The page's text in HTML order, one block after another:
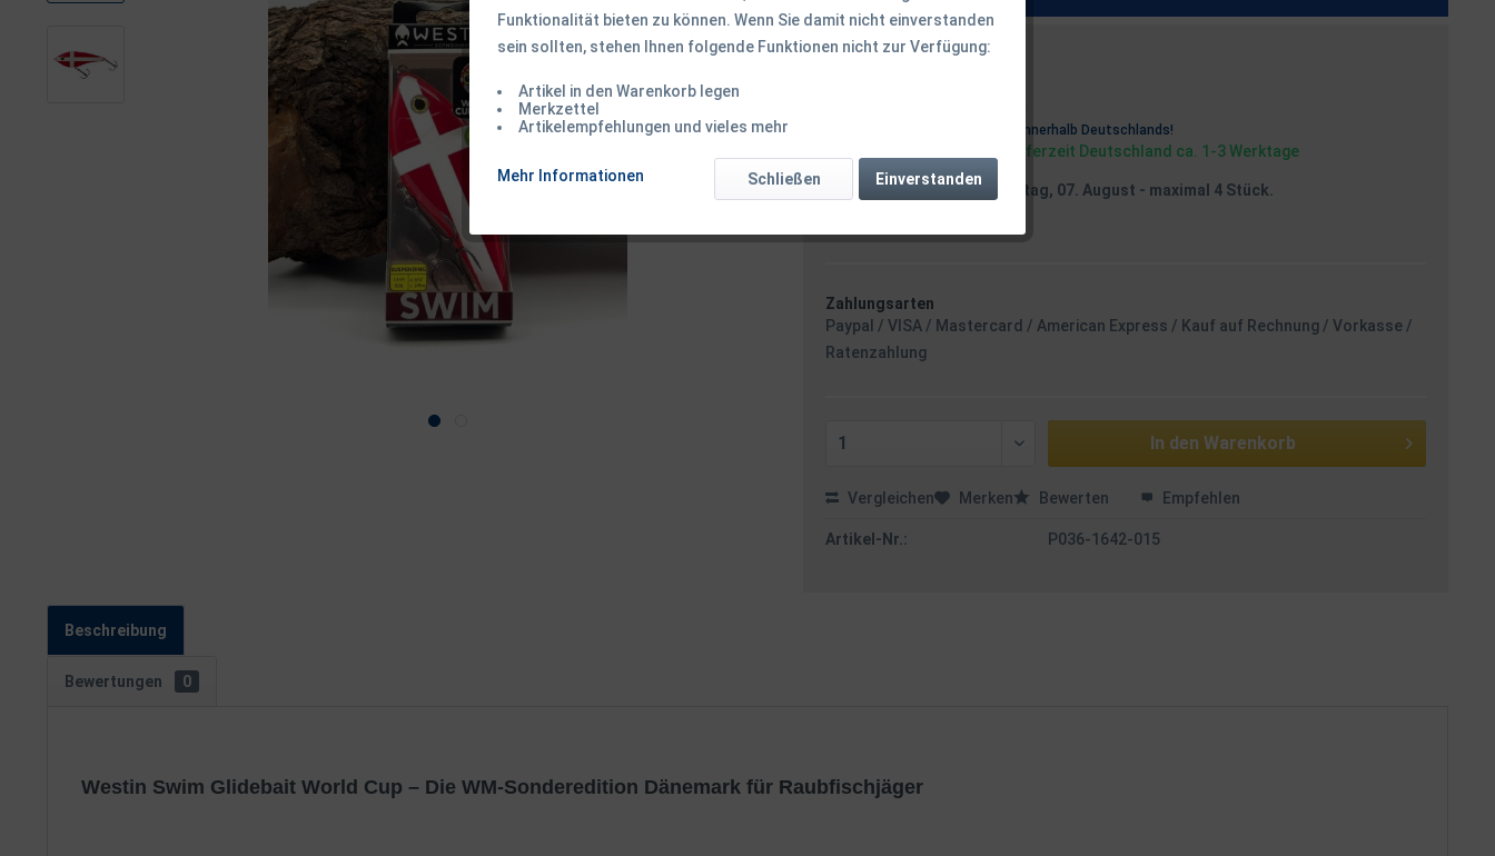
15,99 € *
innerhalb Deutschlands!
Sofort versandfertig, Lieferzeit Deutschland ca. 1-3 Werktage
Versand am Freitag, 07. August - maximal 4 Stück.
Zahlungsarten
Paypal / VISA / Mastercard / American Express / Kauf auf Rechnung / Vorkasse /
Ratenzahlung
In den Warenkorb
Vergleichen Merken Bewerten Empfehlen
Artikel-Nr.: P036-1642-015
Beschreibung
Bewertungen 0
Westin Swim Glidebait World Cup – Die WM-Sonderedition Dänemark für Raubfischjäger
Funktionalität bieten zu können. Wenn Sie damit nicht einverstanden
sein sollten, stehen Ihnen folgende Funktionen nicht zur Verfügung:
Artikel in den Warenkorb legen
Merkzettel
Artikelempfehlungen und vieles mehr
Mehr Informationen Einverstanden
Schließen